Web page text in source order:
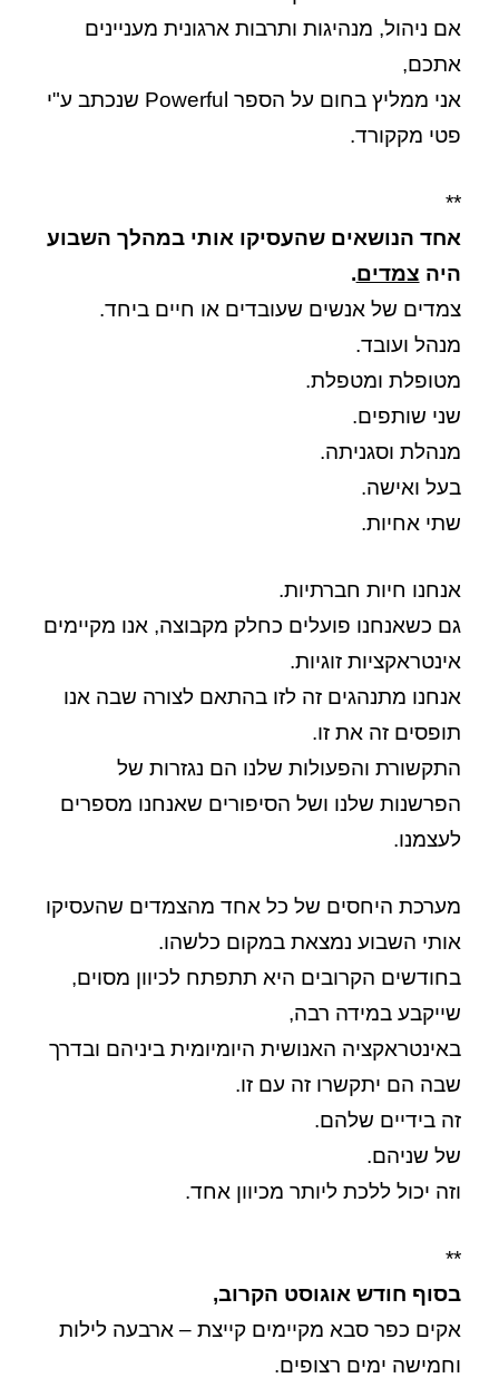
אם ניהול, מנהיגות ותרבות ארגונית מעניינים
אתכם,
אני ממליץ בחום על הספר Powerful שנכתב ע"י
פטי מקקורד.
**
אחד הנושאים שהעסיקו אותי במהלך השבוע
היה צמדים.
צמדים של אנשים שעובדים או חיים ביחד.
מנהל ועובד.
מטופלת ומטפלת.
שני שותפים.
מנהלת וסגניתה.
בעל ואישה.
שתי אחיות.
אנחנו חיות חברתיות.
גם כשאנחנו פועלים כחלק מקבוצה, אנו מקיימים
אינטראקציות זוגיות.
אנחנו מתנהגים זה לזו בהתאם לצורה שבה אנו
תופסים זה את זו.
התקשורת והפעולות שלנו הם נגזרות של
הפרשנות שלנו ושל הסיפורים שאנחנו מספרים
לעצמנו.
מערכת היחסים של כל אחד מהצמדים שהעסיקו
אותי השבוע נמצאת במקום כלשהו.
בחודשים הקרובים היא תתפתח לכיוון מסוים,
שייקבע במידה רבה,
באינטראקציה האנושית היומיומית ביניהם ובדרך
שבה הם יתקשרו זה עם זו.
זה בידיים שלהם.
של שניהם.
וזה יכול ללכת ליותר מכיוון אחד.
**
בסוף חודש אוגוסט הקרוב,
אקים כפר סבא מקיימים קייצת – ארבעה לילות
וחמישה ימים רצופים.